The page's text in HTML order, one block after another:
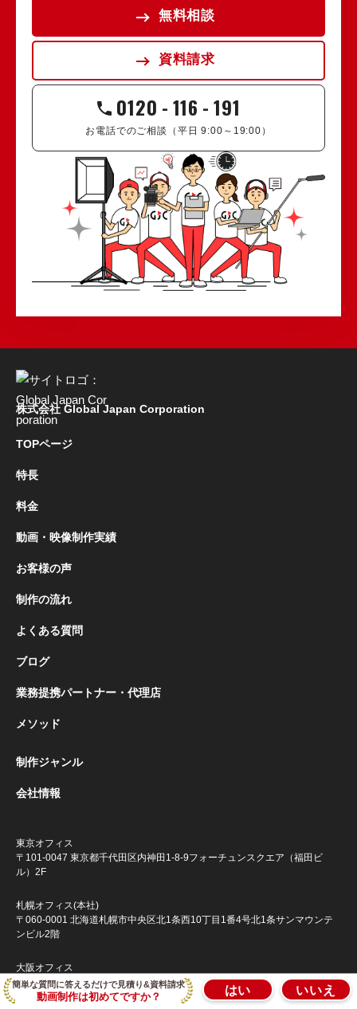
簡単な質問に答えるだけで見積り&資料請求
動画制作は初めてですか？
はい いいえ
無料相談
資料請求
0120 -116 -191
お電話でのご相談（平日 9:00～19:00）
株式会社 Global Japan Corporation
TOPページ
特長
料金
動画・映像制作実績
お客様の声
制作の流れ
よくある質問
ブログ
業務提携パートナー・代理店
メソッド
制作ジャンル
会社情報
東京オフィス
〒101-0047 東京都千代田区内神田1-8-9フォーチュンスクエア（福田ビ
ル）2F
札幌オフィス(本社)
〒060-0001 北海道札幌市中央区北1条西10丁目1番4号北1条サンマウンテ
ンビル2階
大阪オフィス
〒564-0052 大阪府吹田市広芝町１０−８ 董友ビル2階